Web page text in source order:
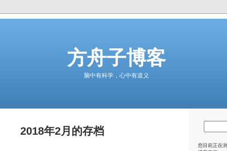
方舟子博客
脑中有科学，心中有道义
2018年2月的存档
您目前正在